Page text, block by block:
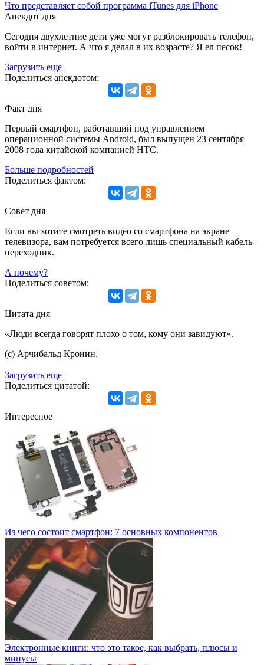
Что представляет собой программа iTunes для iPhone
Анекдот дня
Сегодня двухлетние дети уже могут разблокировать телефон,
войти в интернет. А что я делал в их возрасте? Я ел песок!
Загрузить еще
Поделиться анекдотом:
Факт дня
Первый смартфон, работавший под управлением
операционной системы Android, был выпущен 23 сентября
2008 года китайской компанией HTC.
Больше подробностей
Поделиться фактом:
Совет дня
Если вы хотите смотреть видео со смартфона на экране
телевизора, вам потребуется всего лишь специальный кабель-
переходник.
А почему?
Поделиться советом:
Цитата дня
«Люди всегда говорят плохо о том, кому они завидуют».
(с) Арчибальд Кронин.
Загрузить еще
Поделиться цитатой:
Интересное
Из чего состоит смартфон: 7 основных компонентов
Электронные книги: что это такое, как выбрать, плюсы и
минусы